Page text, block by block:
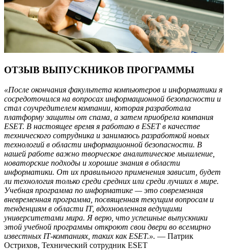
ОТЗЫВ ВЫПУСКНИКОВ ПРОГРАММЫ
«После окончания факультета компьютеров и информатики я
сосредоточился на вопросах информационной безопасности и
стал соучредителем компании, которая разработала
платформу защиты от спама, а затем приобрела компания
ESET. В настоящее время я работаю в ESET в качестве
технического сотрудника и занимаюсь разработкой новых
технологий в области информационной безопасности. В
нашей работе важно творческое аналитическое мышление,
новаторские подходы и хорошие знания в области
информатики. От их правильного применения зависит, будет
ли технология только среди средних или среди лучших в мире.
Учебная программа по информатике — это современная
вневременная программа, посвященная текущим вопросам и
тенденциям в области IТ, вдохновленная ведущими
университетами мира. Я верю, что успешные выпускники
этой учебной программы откроют свои двери во всемирно
известных IТ-компаниях, таких как ESET.». — Патрик
Острихов, Технический сотрудник ESET